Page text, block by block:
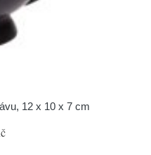
12 x 10 x 7 cm